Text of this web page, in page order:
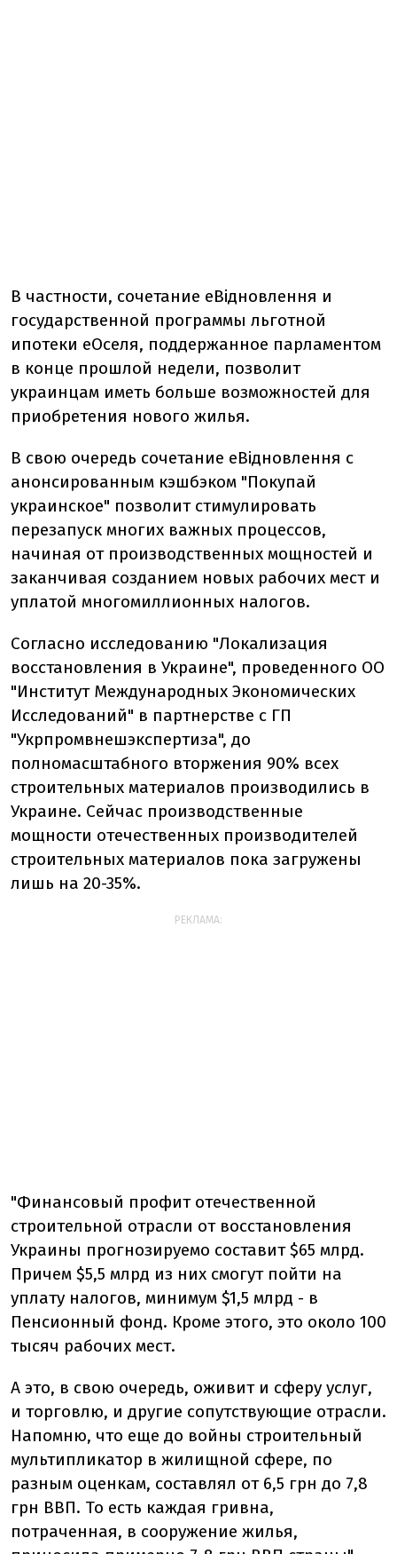
В частности, сочетание еВідновлення и
государственной программы льготной
ипотеки еОселя, поддержанное парламентом
в конце прошлой недели, позволит
украинцам иметь больше возможностей для
приобретения нового жилья.
В свою очередь сочетание еВідновлення с
анонсированным кэшбэком "Покупай
украинское" позволит стимулировать
перезапуск многих важных процессов,
начиная от производственных мощностей и
заканчивая созданием новых рабочих мест и
уплатой многомиллионных налогов.
Согласно исследованию "Локализация
восстановления в Украине", проведенного ОО
"Институт Международных Экономических
Исследований" в партнерстве с ГП
"Укрпромвнешэкспертиза", до
полномасштабного вторжения 90% всех
строительных материалов производились в
Украине. Сейчас производственные
мощности отечественных производителей
строительных материалов пока загружены
лишь на 20-35%.
РЕКЛАМА:
"Финансовый профит отечественной
строительной отрасли от восстановления
Украины прогнозируемо составит $65 млрд.
Причем $5,5 млрд из них смогут пойти на
уплату налогов, минимум $1,5 млрд - в
Пенсионный фонд. Кроме этого, это около 100
тысяч рабочих мест.
А это, в свою очередь, оживит и сферу услуг,
и торговлю, и другие сопутствующие отрасли.
Напомню, что еще до войны строительный
мультипликатор в жилищной сфере, по
разным оценкам, составлял от 6,5 грн до 7,8
грн ВВП. То есть каждая гривна,
потраченная, в сооружение жилья,